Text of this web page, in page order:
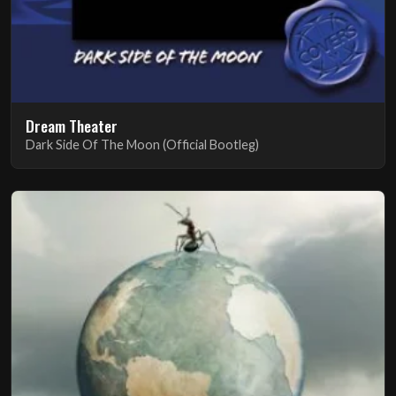
Dream Theater
Dark Side Of The Moon (Official Bootleg)